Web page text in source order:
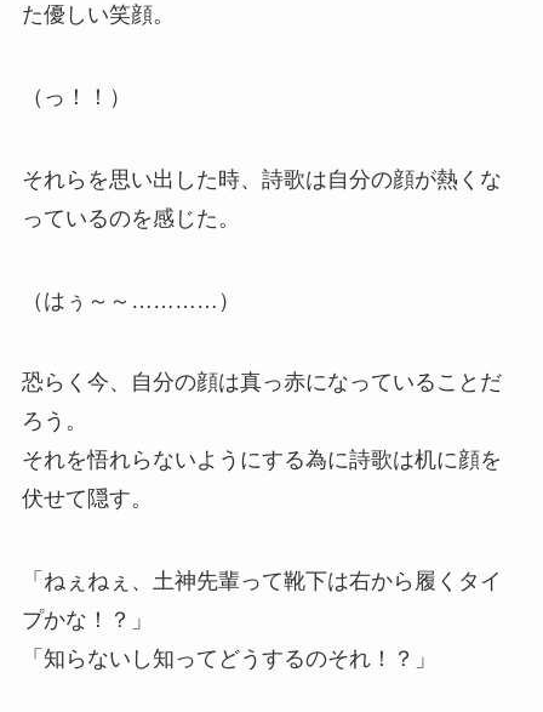
た優しい笑顔。
（っ！！）
それらを思い出した時、詩歌は自分の顔が熱くな
っているのを感じた。
（はぅ～～…………）
恐らく今、自分の顔は真っ赤になっていることだ
ろう。
それを悟れらないようにする為に詩歌は机に顔を
伏せて隠す。
「ねぇねぇ、土神先輩って靴下は右から履くタイ
プかな！？」
「知らないし知ってどうするのそれ！？」